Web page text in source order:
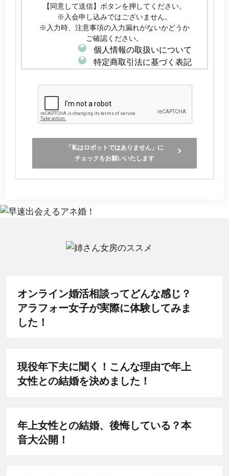
【同意して送信】ボタンを押してください。
※入会申し込みではございません。
※入力時、注意事項の入力漏れがないかどうか
ご確認ください。
個人情報の取扱いについて
特定商取引法に基づく表記
「私はロボットではありません」に
チェックをお願いいたします
オンライン婚活相談ってどんな感じ？
アラフォー女子が実際に体験してみま
した！
現役年下夫に聞く！こんな理由で年上
女性との結婚を決めました！
年上女性との結婚、後悔している？本
音大公開！